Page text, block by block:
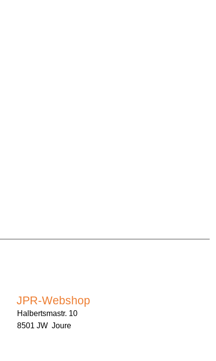
JPR-Webshop
Halbertsmastr. 10
8501 JW Joure